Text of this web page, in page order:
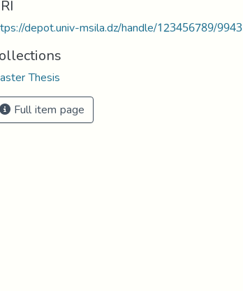
depot.univ-msila.dz/handle/123456789/9943
Thesis
Full item page